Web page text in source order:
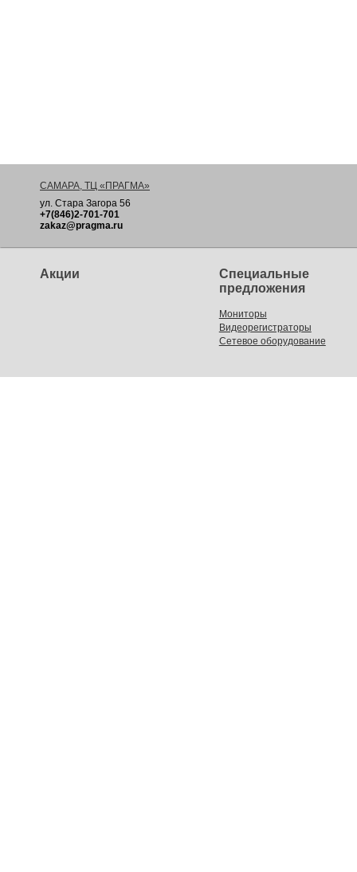
САМАРА, ТЦ «ПРАГМА»
ул. Стара Загора 56
+7(846)2-701-701
zakaz@pragma.ru
Акции
Специальные
предложения
Мониторы
Видеорегистраторы
Сетевое оборудование